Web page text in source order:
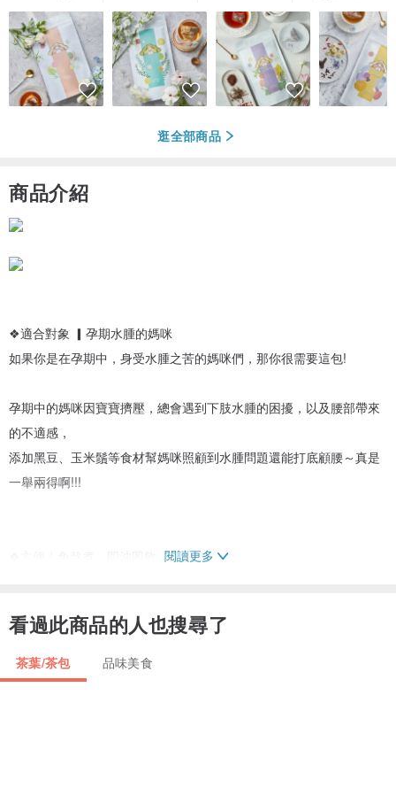
逛全部商品
商品介紹
❖適合對象 ▎孕期水腫的媽咪
如果你是在孕期中，身受水腫之苦的媽咪們，那你很需要這包!
孕期中的媽咪因寶寶擠壓，總會遇到下肢水腫的困擾，以及腰部帶來
的不適感，
添加黑豆、玉米鬚等食材幫媽咪照顧到水腫問題還能打底顧腰～真是
一舉兩得啊!!!
❖實料 ▎6.7g大包裝，可以回沖3-4次
❖安全 ▎SGS檢驗無農藥、重金屬殘留。每包只有4.5大卡!!
閱讀更多
看過此商品的人也搜尋了
茶葉/茶包 品味美食